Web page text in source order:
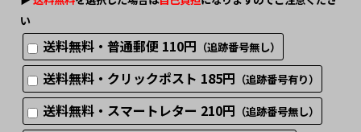
い
送料無料・普通郵便 110円 （追跡番号無し）
送料無料・クリックポスト 185円 （追跡番号有り）
送料無料・スマートレター 210円 （追跡番号無し）